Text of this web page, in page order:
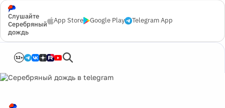
Слушайте
Серебряный
дождь
App Store Google Play Telegram App
12+